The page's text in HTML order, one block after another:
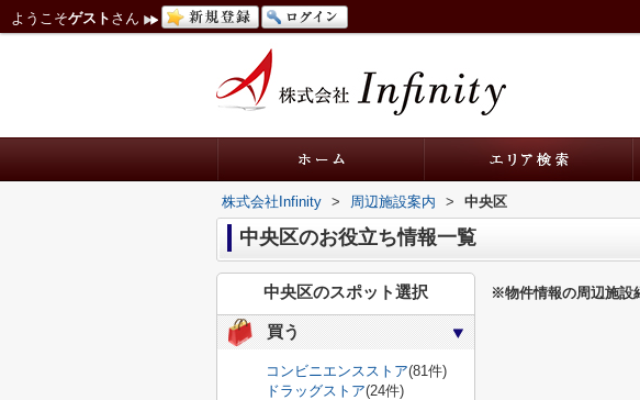
ようこそゲスト さん
株式会社Infinity > 周辺施設案内 > 中央区
中央区のお役立ち情報一覧
※物件情報の周辺施設
中央区のスポット選択
買う
コンビニエンスストア(81件)
ドラッグストア(24件)